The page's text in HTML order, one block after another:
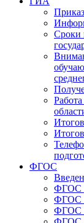
Сроки
ФГОС
ФГОС
ФГОС
ФГОС